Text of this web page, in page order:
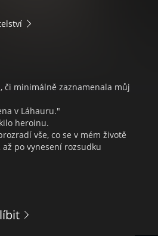
či minimálně zaznamenala můj
v Láhauru."
heroinu.
vše, co se v mém životě
po vynesení rozsudku